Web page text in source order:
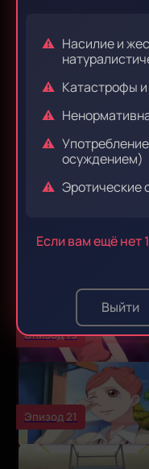
Насилие и
Катастрофы
осуждением)
Эротические
Если вам ещё нет
Выйти
Эпизод 13
Эпизод 19
Эпизод 21